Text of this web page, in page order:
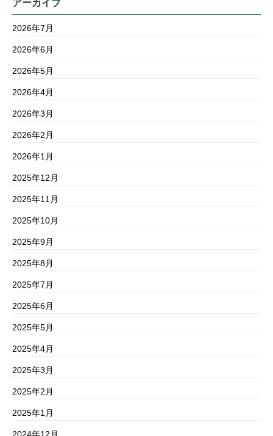
アーカイブ
2026年7月
2026年6月
2026年5月
2026年4月
2026年3月
2026年2月
2026年1月
2025年12月
2025年11月
2025年10月
2025年9月
2025年8月
2025年7月
2025年6月
2025年5月
2025年4月
2025年3月
2025年2月
2025年1月